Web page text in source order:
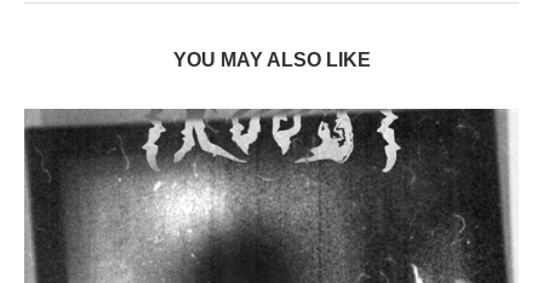
YOU MAY ALSO LIKE